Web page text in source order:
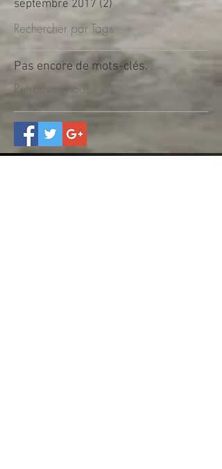
septembre 2017 (2)2 posts
Rechercher par Tags
Pas encore de mots-clés.
Retrouvez-nous